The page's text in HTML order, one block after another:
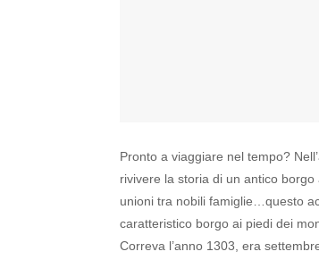
Pronto a viaggiare nel tempo?
rivivere la storia di un antico
unioni tra nobili famiglie…questo
caratteristico borgo ai piedi dei
Correva l’anno 1303, era